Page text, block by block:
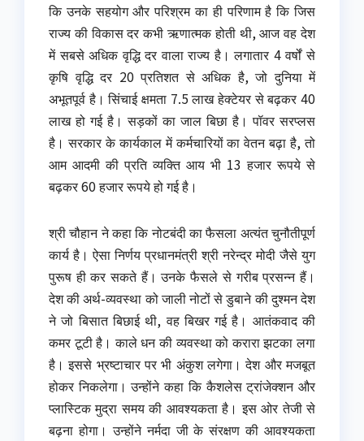
कि उनके सहयोग और परिश्रम का ही परिणाम है कि जिस
राज्य की विकास दर कभी ऋणात्मक होती थी, आज वह देश
में सबसे अधिक वृद्धि दर वाला राज्य है। लगातार 4 वर्षों से
कृषि वृद्धि दर 20 प्रतिशत से अधिक है, जो दुनिया में
अभूतपूर्व है। सिंचाई क्षमता 7.5 लाख हेक्टेयर से बढ़कर 40
लाख हो गई है। सड़कों का जाल बिछा है। पॉवर सरप्लस
है। सरकार के कार्यकाल में कर्मचारियों का वेतन बढ़ा है, तो
आम आदमी की प्रति व्यक्ति आय भी 13 हजार रूपये से
बढ़कर 60 हजार रूपये हो गई है।
श्री चौहान ने कहा कि नोटबंदी का फैसला अत्यंत चुनौतीपूर्ण
कार्य है। ऐसा निर्णय प्रधानमंत्री श्री नरेन्द्र मोदी जैसे युग
पुरूष ही कर सकते हैं। उनके फैसले से गरीब प्रसन्न हैं।
देश की अर्थ-व्यवस्था को जाली नोटों से डुबाने की दुश्मन देश
ने जो बिसात बिछाई थी, वह बिखर गई है। आतंकवाद की
कमर टूटी है। काले धन की व्यवस्था को करारा झटका लगा
है। इससे भ्रष्टाचार पर भी अंकुश लगेगा। देश और मजबूत
होकर निकलेगा। उन्होंने कहा कि कैशलेस ट्रांजेक्शन और
प्लास्टिक मुद्रा समय की आवश्यकता है। इस ओर तेजी से
बढ़ना होगा। उन्होंने नर्मदा जी के संरक्षण की आवश्यकता